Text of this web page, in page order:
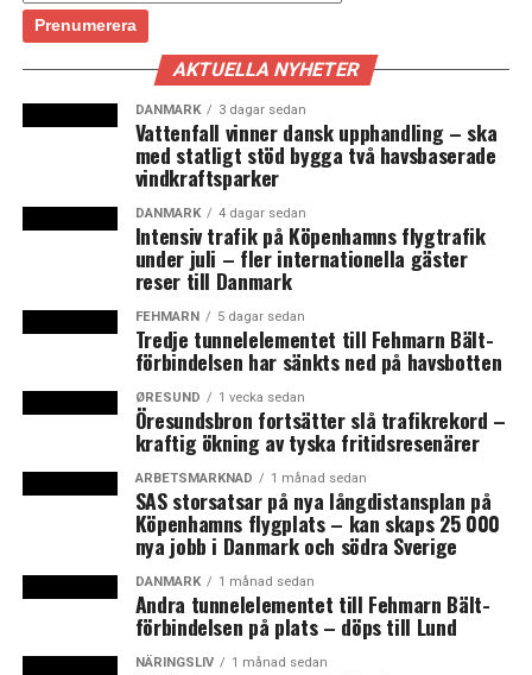
Läs mer: Novo Nordisk satsar halv miljard på nytt
råvarulager i Hilleröd
Läs mer: Novo Nordisk bygger nya fabriker för 17
Foto och illustrationer: Skandinavisk Transport Center
AKTUELLA NYHETER
DANMARK 3 dagar sedan
Vattenfall vinner dansk upphandling – ska
med statligt stöd bygga två havsbaserade
vindkraftsparker
DANMARK 4 dagar sedan
Intensiv trafik på Köpenhamns flygtrafik
under juli – fler internationella gäster
reser till Danmark
FEHMARN 5 dagar sedan
Tredje tunnelelementet till Fehmarn Bält-
förbindelsen har sänkts ned på havsbotten
ØRESUND 1 vecka sedan
Öresundsbron fortsätter slå trafikrekord –
kraftig ökning av tyska fritidsresenärer
ARBETSMARKNAD 1 månad sedan
SAS storsatsar på nya långdistansplan på
Köpenhamns flygplats – kan skaps 25 000
nya jobb i Danmark och södra Sverige
DANMARK 1 månad sedan
Andra tunnelelementet till Fehmarn Bält-
förbindelsen på plats – döps till Lund
NÄRINGSLIV 1 månad sedan